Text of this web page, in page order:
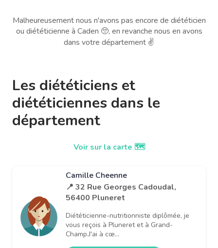
Malheureusement nous n'avons pas encore de diététicien
ou diététicienne à Caden 🥺, en revanche nous en avons
dans votre département ✌️
Les diététiciens et
diététiciennes dans le
département
Voir sur la carte 🗺️
Camille Cheenne
📍 32 Rue Georges Cadoudal,
56400 Pluneret
Diététicienne-nutritionniste diplômée, je
vous reçois à Pluneret et à Grand-
Champ.J'ai à cœ...